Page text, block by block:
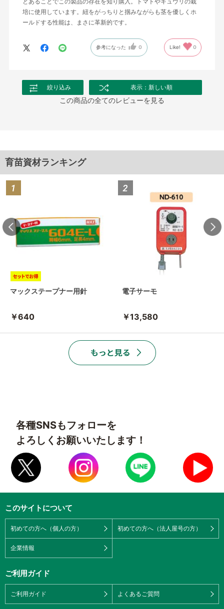
培に使用しています。紐をがっちりと掴みながらも茎を優しくホ
ールドする性能は、まさに革新的です。
参考になった 0 Like! 0
絞り込み 表示：新しい順
この商品の全てのレビューを見る
育苗資材ランキング
マックステープナー用針
￥640
電子サーモ
￥13,580
各種SNSもフォローを
よろしくお願いいたします！
このサイトについて
初めての方へ（個人の方） 初めての方へ（法人屋号の方）
企業情報
ご利用ガイド
ご利用ガイド よくあるご質問